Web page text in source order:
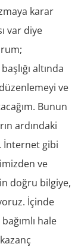
karar
var diye
altında
ve
Bunun
ardındaki
İnternet gibi
ve
doğru bilgiye,
İçinde
hale